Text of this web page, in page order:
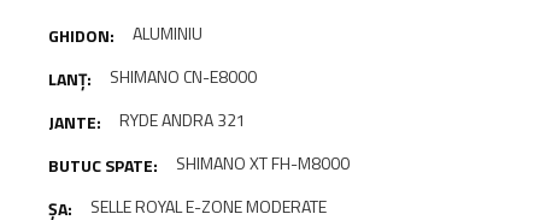
ALUMINIU
SHIMANO CN-E8000
RYDE ANDRA 321
SHIMANO XT FH-M8000
SELLE ROYAL E-ZONE MODERATE